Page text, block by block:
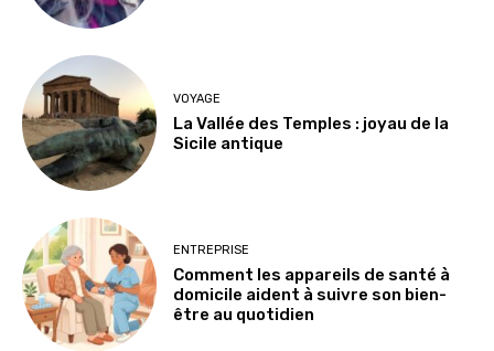
VOYAGE
La Vallée des Temples : joyau de la
Sicile antique
ENTREPRISE
Comment les appareils de santé à
domicile aident à suivre son bien-
être au quotidien